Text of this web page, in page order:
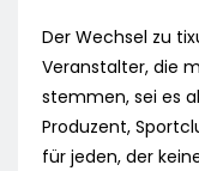
Der Wechsel zu
Veranstalter, die
stemmen, sei es
Produzent,
für jeden, der